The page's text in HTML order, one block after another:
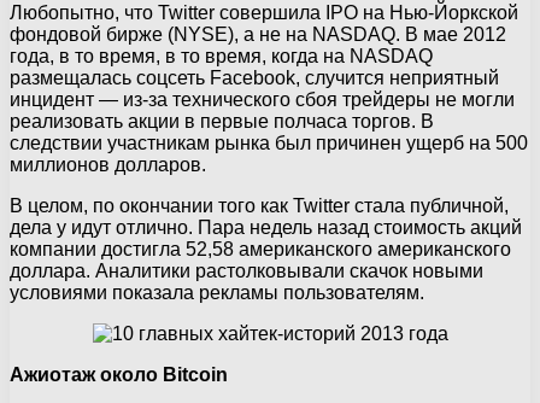
Любопытно, что Twitter совершила IPO на Нью-Йоркской
фондовой бирже (NYSE), а не на NASDAQ. В мае 2012
года, в то время, в то время, когда на NASDAQ
размещалась соцсеть Facebook, случится неприятный
инцидент — из-за технического сбоя трейдеры не могли
реализовать акции в первые полчаса торгов. В
следствии участникам рынка был причинен ущерб на 500
миллионов долларов.
В целом, по окончании того как Twitter стала публичной,
дела у идут отлично. Пара недель назад стоимость акций
компании достигла 52,58 американского американского
доллара. Аналитики растолковывали скачок новыми
условиями показала рекламы пользователям.
Ажиотаж около Bitcoin